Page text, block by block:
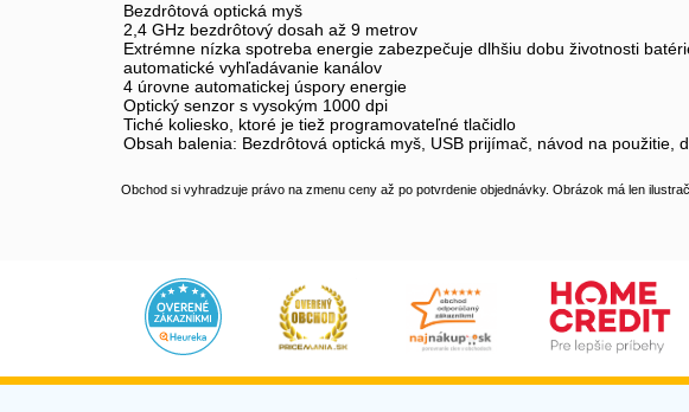
Bezdrôtová optická myš
2,4 GHz bezdrôtový dosah až 9 metrov
Extrémne nízka spotreba energie zabezpečuje dlhšiu dobu životnosti
automatické vyhľadávanie kanálov
4 úrovne automatickej úspory energie
Optický senzor s vysokým 1000 dpi
Tiché koliesko, ktoré je tiež programovateľné tlačidlo
Obsah balenia: Bezdrôtová optická myš, USB prijímač, návod na použitie,
Obchod si vyhradzuje právo na zmenu ceny až po potvrdenie objednávky. Obrázok má len